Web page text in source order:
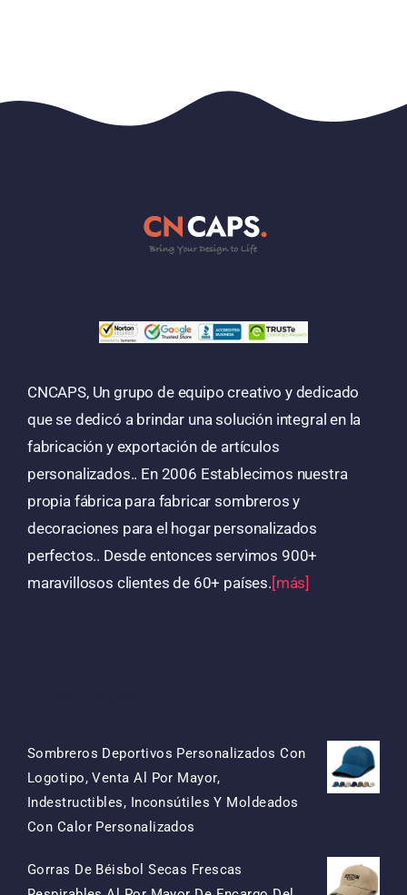
CNCAPS, Un grupo de equipo creativo y dedicado
que se dedicó a brindar una solución integral en la
fabricación y exportación de artículos
personalizados.. En 2006 Establecimos nuestra
propia fábrica para fabricar sombreros y
decoraciones para el hogar personalizados
perfectos.. Desde entonces servimos 900+
maravillosos clientes de 60+ países. [más]
Sombreros Deportivos Personalizados Con
Logotipo, Venta Al Por Mayor,
Indestructibles, Inconsútiles Y Moldeados
Con Calor Personalizados
Original
Actual
Gorras De Béisbol Secas Frescas